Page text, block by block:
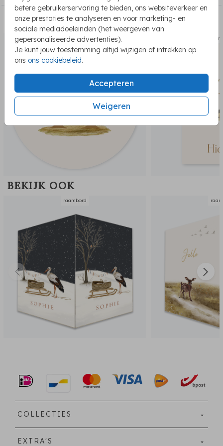
betere gebruikerservaring te bieden, ons websiteverkeer en
onze prestaties te analyseren en voor marketing- en
sociale mediadoeleinden (het weergeven van
gepersonaliseerde advertenties).
Je kunt jouw toestemming altijd wijzigen of intrekken op
ons ons cookiebeleid.
Accepteren
Weigeren
PASSEND BIJ DE KAART
sluitsticker
BEKIJK OOK
raambord
COLLECTIES
EXTRA'S